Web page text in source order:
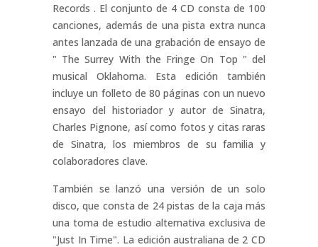
Records . El conjunto de 4 CD consta de 100
canciones, además de una pista extra nunca
antes lanzada de una grabación de ensayo de
" The Surrey With the Fringe On Top " del
musical Oklahoma. Esta edición también
incluye un folleto de 80 páginas con un nuevo
ensayo del historiador y autor de Sinatra,
Charles Pignone, así como fotos y citas raras
de Sinatra, los miembros de su familia y
colaboradores clave.
También se lanzó una versión de un solo
disco, que consta de 24 pistas de la caja más
una toma de estudio alternativa exclusiva de
"Just In Time". La edición australiana de 2 CD